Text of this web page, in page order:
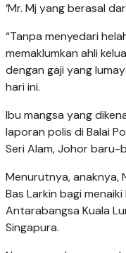
‘Mr. Mj yang berasal
“Tanpa menyedari
memaklumkan ahli
dengan gaji yang
hari ini.
Ibu mangsa yang
laporan polis di Balai
Seri Alam, Johor baru-
Menurutnya, anaknya,
Bas Larkin bagi
Antarabangsa Kuala
Singapura.